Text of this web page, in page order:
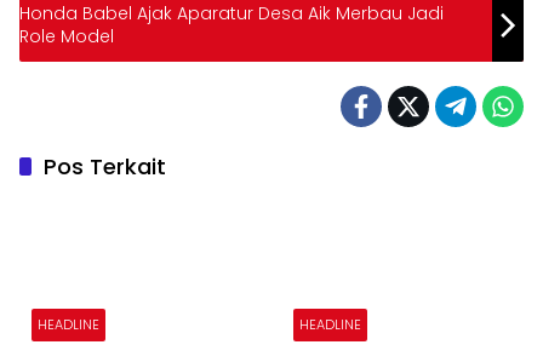
Honda Babel Ajak Aparatur Desa Aik Merbau Jadi
Role Model
Pos Terkait
HEADLINE HEADLINE